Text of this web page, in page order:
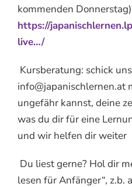
kommenden Donnerstag)
https://
live…/
Kursberatung: schick
info@japanischlernen.at
ungefähr kannst, deine
was du dir für eine
und wir helfen dir weiter
Du liest gerne? Hol dir
lesen für Anfänger“, z.b.